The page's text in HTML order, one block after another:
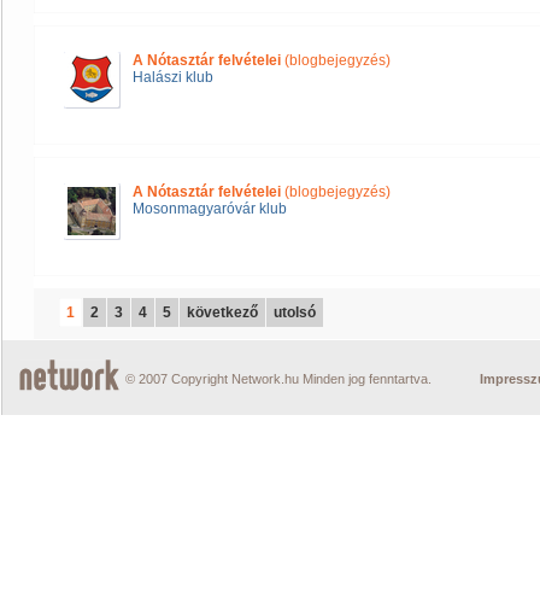
A Nótasztár felvételei (blogbejegyzés)
Halászi klub
A Nótasztár felvételei (blogbejegyzés)
Mosonmagyaróvár klub
1 2 3 4 5 következő utolsó
© 2007 Copyright Network.hu Minden jog fenntartva.